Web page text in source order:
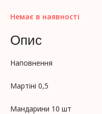
Немає в наявності
Опис
Наповнення
Мартіні 0,5
Мандарини 10 шт